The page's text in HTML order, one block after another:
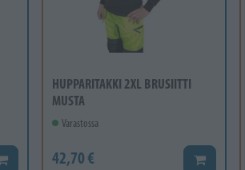
Lisää koriin
HUPPARITAKKI 2XL BRUSIITTI
MUSTA
Varastossa
42,70 € Lisää koriin